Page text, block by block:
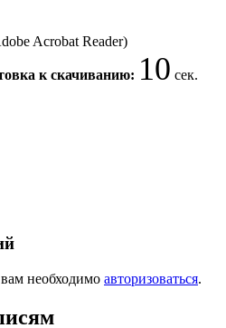
Acrobat Reader)
к скачиванию: 10 сек.
необходимо авторизоваться.